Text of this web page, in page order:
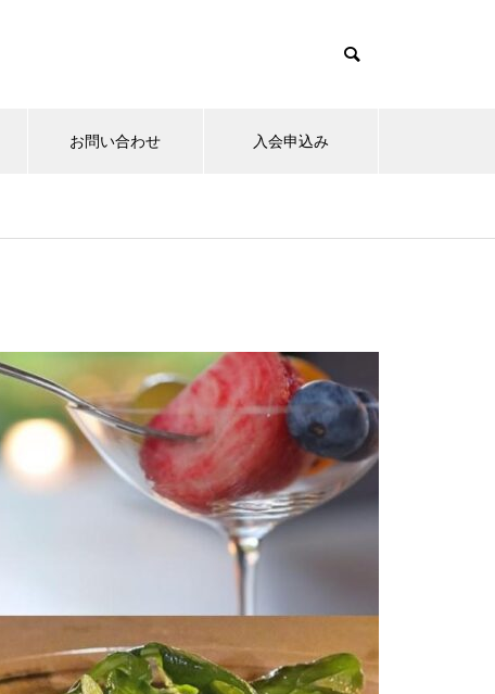
お問い合わせ 入会申込み
魯山人展に行ってまいりました
15日のお詣りをさせて頂きまし
た